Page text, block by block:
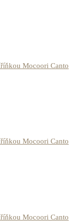
Mocoori Canto
Mocoori Canto
Mocoori Canto